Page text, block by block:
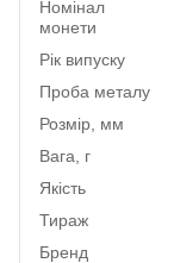
Номінал
монети
Рік випуску
Проба металу
Розмір, мм
Вага, г
Якість
Тираж
Бренд